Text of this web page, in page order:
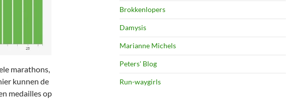
marathons,
kunnen de
medailles op
Brokkenlopers
Damysis
Marianne Michels
Peters' Blog
Run-waygirls